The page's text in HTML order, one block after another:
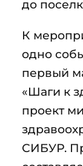
до
К
одно
первый
«Шаги к
проект
СИБУР.